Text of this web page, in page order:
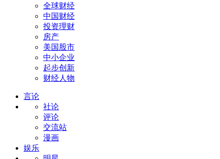
全球财经
中国财经
投资理财
房产
美国股市
中小企业
起步创新
财经人物
言论
社论
评论
交流站
漫画
娱乐